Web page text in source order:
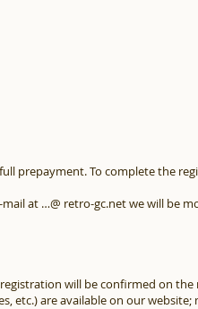
prepayment. To complete the
at …@ retro-gc.net we will be
will be confirmed on
etc.) are available on our